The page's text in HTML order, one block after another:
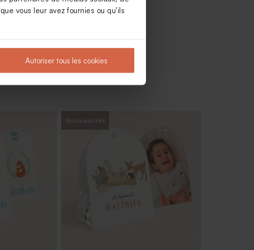
vous leur avez fournies ou qu'ils
Autoriser tous les cookies
- Parfum
Dragées baptême bleu nuit 1 kg (± 240
Nouveautés